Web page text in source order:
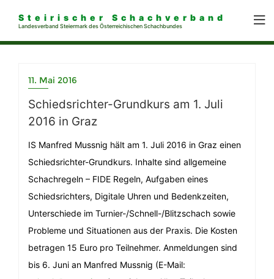
Steirischer Schachverband
Landesverband Steiermark des Österreichischen Schachbundes
11. Mai 2016
Schiedsrichter-Grundkurs am 1. Juli
2016 in Graz
IS Manfred Mussnig hält am 1. Juli 2016 in Graz einen
Schiedsrichter-Grundkurs. Inhalte sind allgemeine
Schachregeln – FIDE Regeln, Aufgaben eines
Schiedsrichters, Digitale Uhren und Bedenkzeiten,
Unterschiede im Turnier-/Schnell-/Blitzschach sowie
Probleme und Situationen aus der Praxis. Die Kosten
betragen 15 Euro pro Teilnehmer. Anmeldungen sind
bis 6. Juni an Manfred Mussnig (E-Mail: